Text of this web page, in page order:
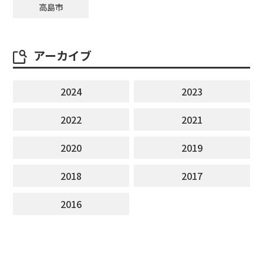
高島市
アーカイブ
2024
2023
2022
2021
2020
2019
2018
2017
2016